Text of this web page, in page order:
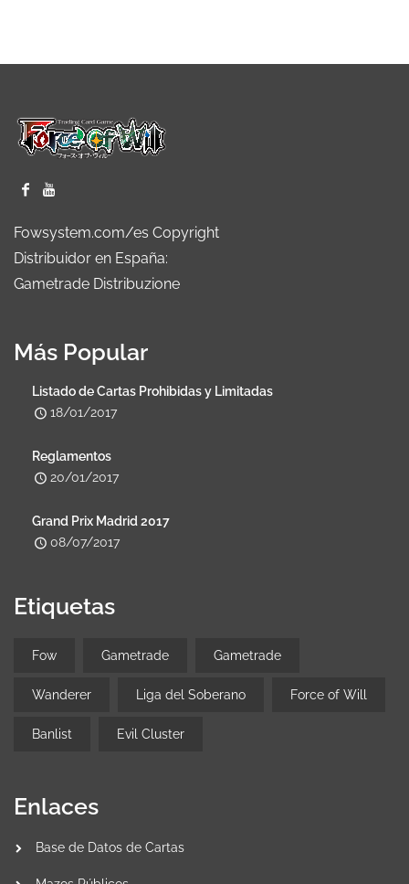
Fowsystem.com/es Copyright
Distribuidor en España:
Gametrade Distribuzione
Más Popular
Listado de Cartas Prohibidas y Limitadas
18/01/2017
Reglamentos
20/01/2017
Grand Prix Madrid 2017
08/07/2017
Etiquetas
Fow Gametrade Gametrade
Wanderer Liga del Soberano Force of Will
Banlist Evil Cluster
Enlaces
Base de Datos de Cartas